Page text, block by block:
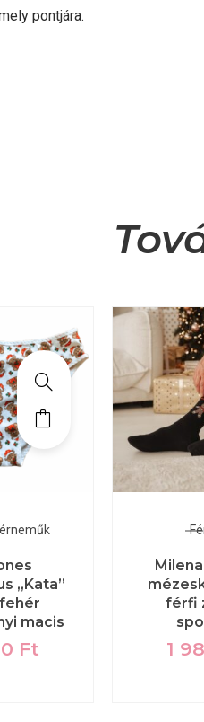
pontjára.
„Kata”
macis
Ft
Milena
férfi
1